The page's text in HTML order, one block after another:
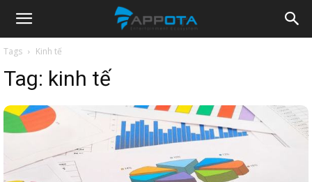
Appota
News
Tags Kinh tế
Tag: kinh tế